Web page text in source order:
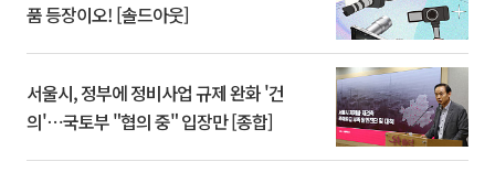
품 등장이오! [솔드아웃]
서울시, 정부에 정비사업 규제 완화 '건
의'⋯국토부 "협의 중" 입장만 [종합]